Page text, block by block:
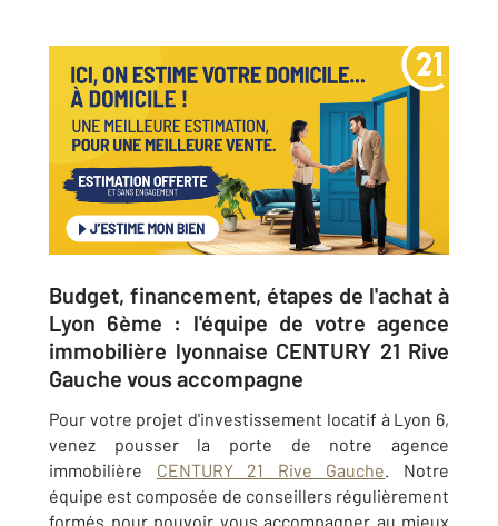
Budget, financement, étapes de l'achat ​à
Lyon 6ème : l'équipe de votre agence
immobilière lyonnaise CENTURY 21 Rive
Gauche vous accompagne
Pour votre projet d'investissement locatif à Lyon 6,
venez pousser la porte de notre agence
immobilière CENTURY 21 Rive Gauche. Notre
équipe est composée de conseillers régulièrement
formés pour pouvoir vous accompagner au mieux